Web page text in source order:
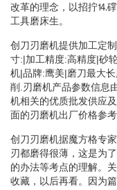
改革的理念，以招拧⒕
工具磨床生。
创刀刃磨机提供加工定
寸:|加工精度:高精度|砂
机|品牌:鹰美|磨刀最大
削.刃磨机产品参数信息
机相关的优质批发供应
面的刃磨机出厂价格参
创刀刃磨机据魔方格专
刃都磨得很薄，这是为
的办法等考点的理解。
收藏，以后再看。因为